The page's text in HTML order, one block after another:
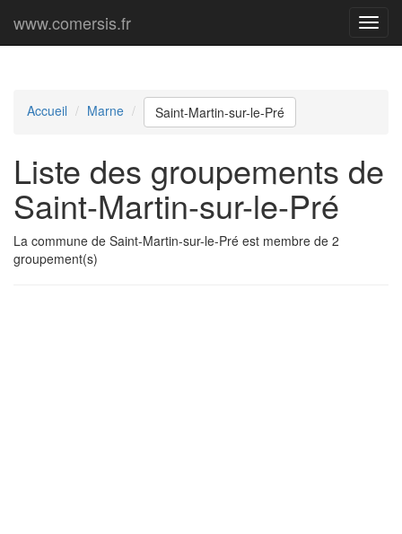
Menu
www.comersis.fr
Accueil Marne Saint-Martin-sur-le-Pré
Liste des groupements de
Saint-Martin-sur-le-Pré
La commune de Saint-Martin-sur-le-Pré est membre de 2
groupement(s)